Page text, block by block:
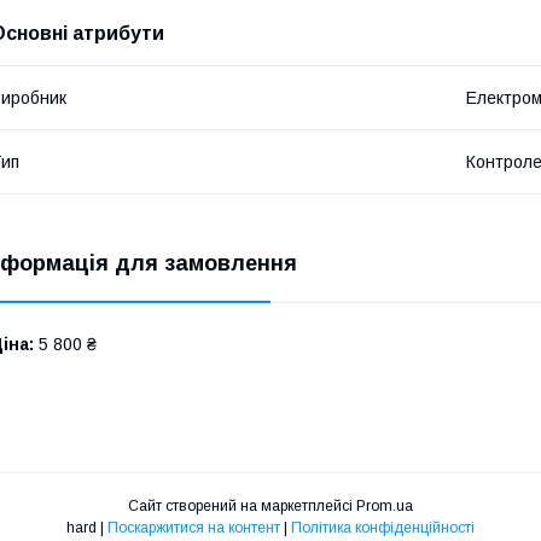
атрибути
для замовлення
5 800 ₴
Сайт створений на маркетплейсі Prom.ua
hard | Поскаржитися на контент | Політика конфіденційності